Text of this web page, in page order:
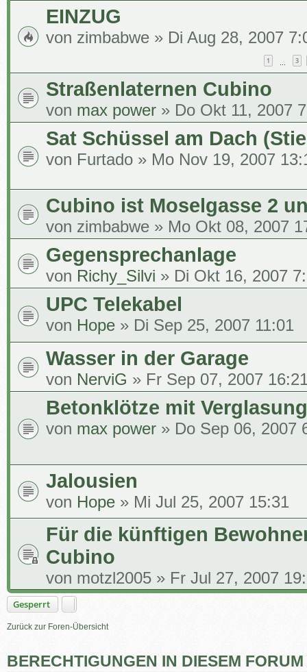
EINZUG
von zimbabwe » Di Aug 28, 2007
1 … 3
Straßenlaternen Cubino
von max power » Do Okt 11, 2007
Sat Schüssel am Dach
von Furtado » Mo Nov 19, 2007
Cubino ist Moselgasse 2
von zimbabwe » Mo Okt 08, 2007
Gegensprechanlage
von Richy_Silvi » Di Okt 16, 2007
UPC Telekabel
von Hope » Di Sep 25, 2007 11:01
Wasser in der Garage
von NerviG » Fr Sep 07, 2007
Betonklötze mit
von max power » Do Sep 06, 2007
Jalousien
von Hope » Mi Jul 25, 2007 15:31
Für die künftigen
Cubino
von motzl2005 » Fr Jul 27, 2007
Gesperrt
Zurück zur Foren-Übersicht
BERECHTIGUNGEN IN DIESEM FORUM